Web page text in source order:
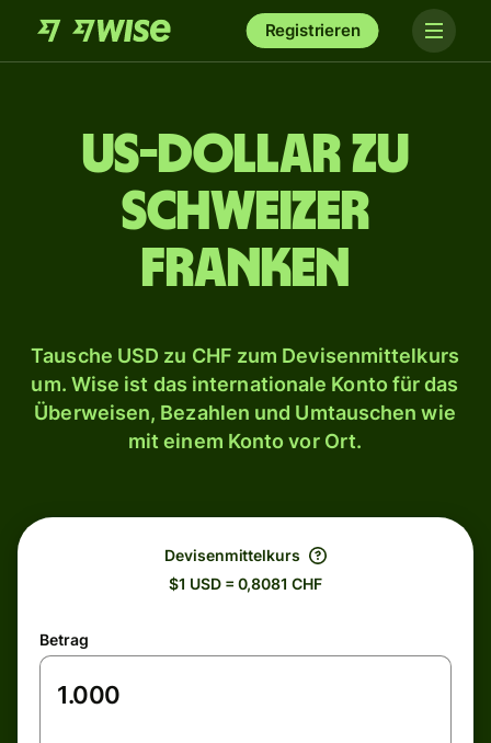
Registrieren
US-Dollar zu
Schweizer
Franken
Tausche USD zu CHF zum Devisenmittelkurs
um. Wise ist das internationale Konto für das
Überweisen, Bezahlen und Umtauschen wie
mit einem Konto vor Ort.
Devisenmittelkurs
$1 USD = 0,8081 CHF
Betrag